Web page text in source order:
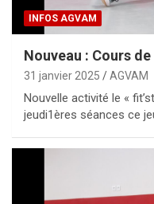
INFOS AGVAM
Nouveau : Cours de
31 janvier 2025 AGVAM
Nouvelle activité le «
jeudi1ères séances ce